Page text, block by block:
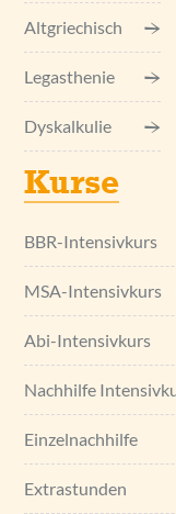
Altgriechisch
Legasthenie
Dyskalkulie
Kurse
BBR-Intensivkurs
MSA-Intensivkurs
Abi-Intensivkurs
Nachhilfe
Einzel­nachhilfe
Extrastunden